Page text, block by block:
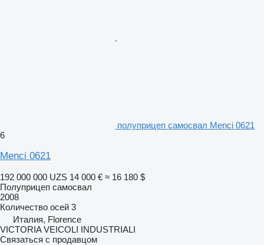
полуприцеп самосвал Menci 0621
6
Menci 0621
192 000 000 UZS 14 000 € ≈ 16 180 $
Полуприцеп самосвал
2008
Количество осей 3
Италия, Florence
VICTORIA VEICOLI INDUSTRIALI
Связаться с продавцом